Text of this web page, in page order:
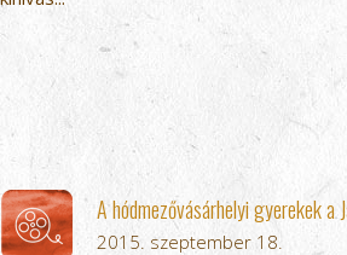
A hódmezővásárhelyi gyerekek a
2015. szeptember 18.